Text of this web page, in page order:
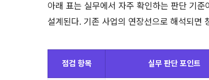
아래 표는 실무에서 자주 확인하는 판단 기
설계된다. 기존 사업의 연장선으로 해석되면
점검 항목 실무 판단 포인트